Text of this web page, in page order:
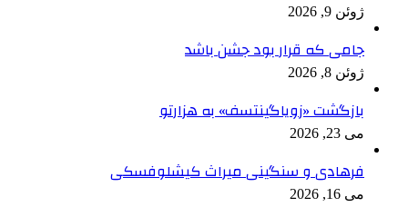
ژوئن 9, 2026
جامی که قرار بود جشن باشد
ژوئن 8, 2026
بازگشت «زویاگینتسف» به هزارتو
می 23, 2026
فرهادی و سنگینی میراث کیشلوفسکی
می 16, 2026